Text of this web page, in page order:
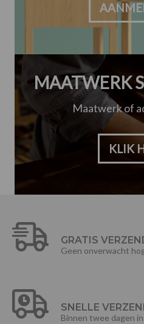
MAATWERK
Maatwerk of
KLIK
GRATIS
Geen onverwacht
SNELLE
Binnen twee dagen